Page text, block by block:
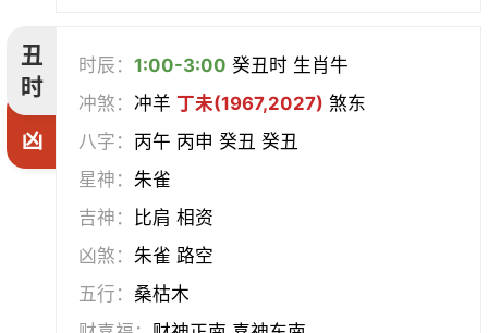
移徙 分居 出火
放水 畋猎
丑
时
凶
时辰：1:00-3:00 癸丑时 生肖牛
冲煞：冲羊 丁未(1967,2027) 煞东
八字： 丙午 丙申 癸丑 癸丑
星神： 朱雀
吉神：
比肩 相资
凶煞： 朱雀 路空
五行： 桑枯木